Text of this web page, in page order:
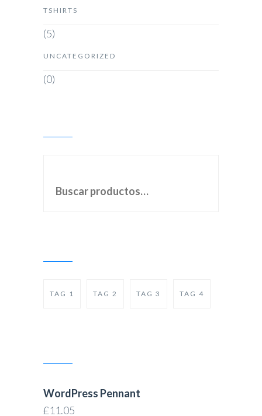
TSHIRTS
(5)
UNCATEGORIZED
(0)
TAG 1 TAG 2 TAG 3 TAG 4
WordPress Pennant
£11.05